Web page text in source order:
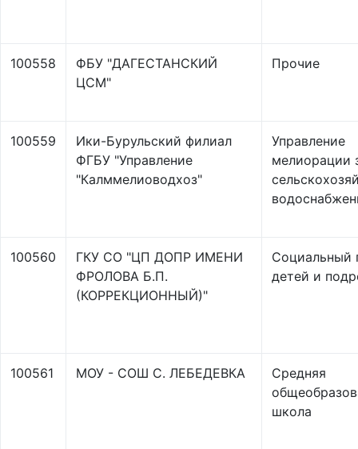
100558
ФБУ "ДАГЕСТАНСКИЙ
ЦСМ"
Прочие
100559
Ики-Бурульский филиал
ФГБУ "Управление
"Калммелиоводхоз"
Управление
мелиорации
100560
ГКУ СО "ЦП ДОПР ИМЕНИ
ФРОЛОВА Б.П.
(КОРРЕКЦИОННЫЙ)"
Социальный
детей и
100561 МОУ - СОШ С. ЛЕБЕДЕВКА
Средняя
школа